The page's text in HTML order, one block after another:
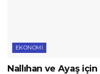
EKONOMI
Nallıhan ve Ayaş